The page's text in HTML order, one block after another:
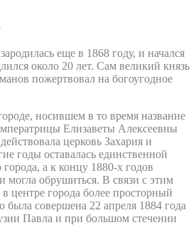
еще в 1868 году, и начался
около 20 лет. Сам великий князь
пожертвовал на богоугодное
носившем в то время название
Елизаветы Алексеевны
церковь Захария и
годы оставалась единственной
а к концу 1880-х годов
могла обрушиться. В связи с этим
центре города более просторный
была совершена 22 апреля 1884 года
Павла и при большом стечении